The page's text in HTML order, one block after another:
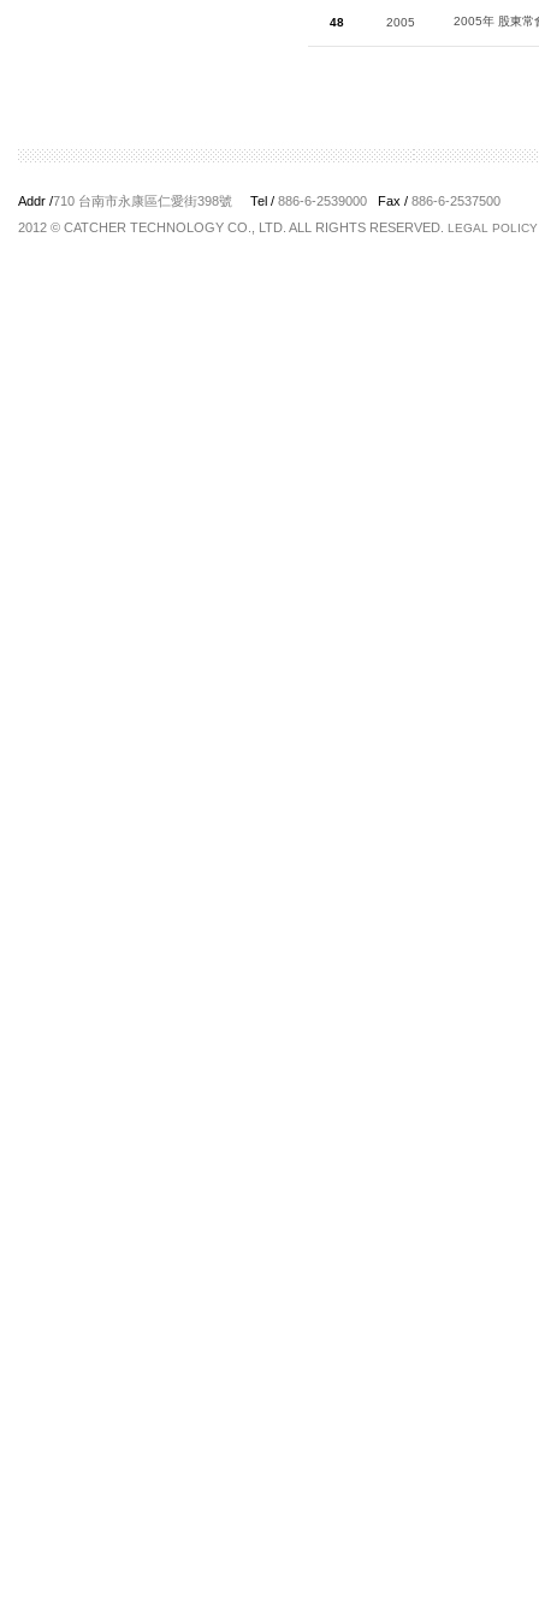
48 2005 2005年 股東常
Addr /710 台南市永康區仁愛街398號 Tel / 886-6-2539000 Fax / 886-6-2537500
2012 © CATCHER TECHNOLOGY CO., LTD. ALL RIGHTS RESERVED.
LEGAL POLICY